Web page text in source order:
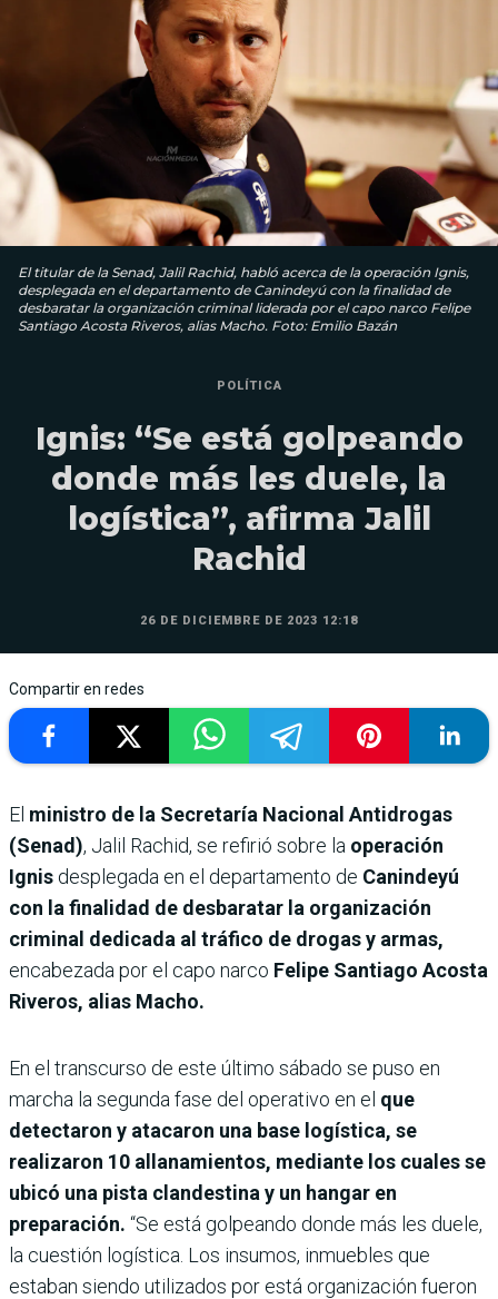
El titular de la Senad, Jalil Rachid, habló acerca de la operación Ignis,
desplegada en el departamento de Canindeyú con la finalidad de
desbaratar la organización criminal liderada por el capo narco Felipe
Santiago Acosta Riveros, alias Macho. Foto: Emilio Bazán
POLÍTICA
Ignis: “Se está golpeando
donde más les duele, la
logística”, afirma Jalil
Rachid
26 DE DICIEMBRE DE 2023 12:18
Compartir en redes
El ministro de la Secretaría Nacional Antidrogas
(Senad), Jalil Rachid, se refirió sobre la operación
Ignis desplegada en el departamento de Canindeyú
con la finalidad de desbaratar la organización
criminal dedicada al tráfico de drogas y armas,
encabezada por el capo narco Felipe Santiago Acosta
Riveros, alias Macho.
En el transcurso de este último sábado se puso en
marcha la segunda fase del operativo en el que
detectaron y atacaron una base logística, se
realizaron 10 allanamientos, mediante los cuales se
ubicó una pista clandestina y un hangar en
preparación. “Se está golpeando donde más les duele,
la cuestión logística. Los insumos, inmuebles que
estaban siendo utilizados por está organización fueron